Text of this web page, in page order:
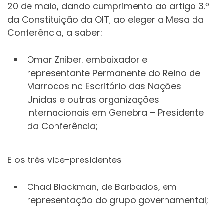
20 de maio, dando cumprimento ao artigo 3.º
da Constituição da OIT, ao eleger a Mesa da
Conferência, a saber:
Omar Zniber, embaixador e
representante Permanente do Reino de
Marrocos no Escritório das Nações
Unidas e outras organizações
internacionais em Genebra – Presidente
da Conferência;
E os três vice-presidentes
Chad Blackman, de Barbados, em
representação do grupo governamental;